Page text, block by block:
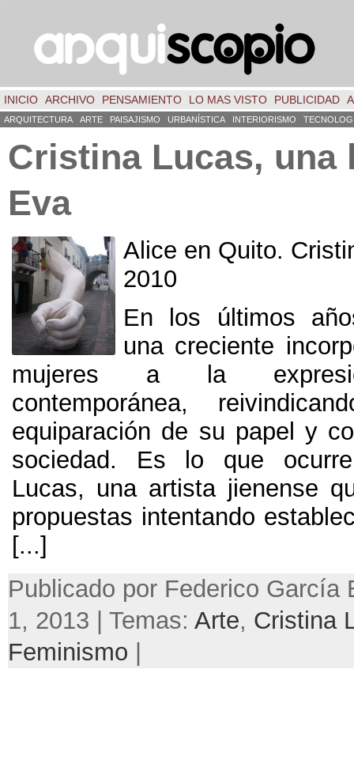
INICIO ARCHIVO PENSAMIENTO LO MAS VISTO PUBLICIDAD
ARQUITECTURA ARTE PAISAJISMO URBANÍSTICA INTERIORISMO
Cristina Lucas, una
Eva
Alice en Quito.
2010
En los últimos
una creciente
mujeres a la
contemporánea,
equiparación de su papel y
sociedad. Es lo que
Lucas, una artista jienense
propuestas intentando
[...]
Publicado por Federico García
1, 2013 | Temas: Arte, Cristina
Feminismo